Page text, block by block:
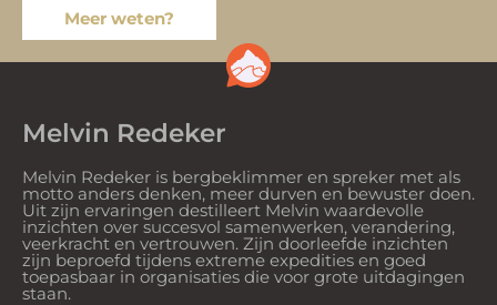
Meer weten?
Melvin Redeker
Melvin Redeker is bergbeklimmer en spreker met als
motto anders denken, meer durven en bewuster doen.
Uit zijn ervaringen destilleert Melvin waardevolle
inzichten over succesvol samenwerken, verandering,
veerkracht en vertrouwen. Zijn doorleefde inzichten
zijn beproefd tijdens extreme expedities en goed
toepasbaar in organisaties die voor grote uitdagingen
staan.